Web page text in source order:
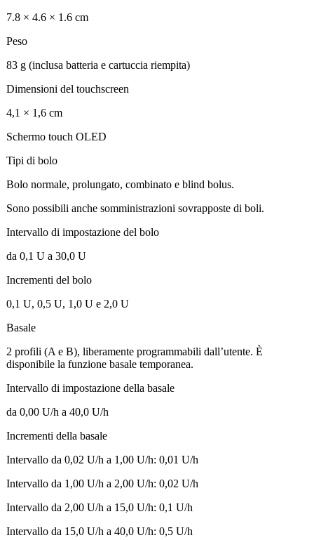
7.8 × 4.6 × 1.6 cm
Peso
83 g (inclusa batteria e cartuccia riempita)
Dimensioni del touchscreen
4,1 × 1,6 cm
Schermo touch OLED
Tipi di bolo
Bolo normale, prolungato, combinato e blind bolus.
Sono possibili anche somministrazioni sovrapposte di boli.
Intervallo di impostazione del bolo
da 0,1 U a 30,0 U
Incrementi del bolo
0,1 U, 0,5 U, 1,0 U e 2,0 U
Basale
2 profili (A e B), liberamente programmabili dall’utente. È
disponibile la funzione basale temporanea.
Intervallo di impostazione della basale
da 0,00 U/h a 40,0 U/h
Incrementi della basale
Intervallo da 0,02 U/h a 1,00 U/h: 0,01 U/h
Intervallo da 1,00 U/h a 2,00 U/h: 0,02 U/h
Intervallo da 2,00 U/h a 15,0 U/h: 0,1 U/h
Intervallo da 15,0 U/h a 40,0 U/h: 0,5 U/h